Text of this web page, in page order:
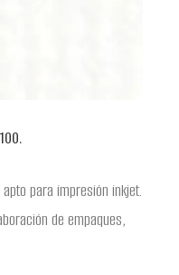
para impresión inkjet.
de empaques,